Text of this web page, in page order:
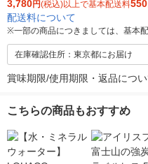
3,780円(税込)以上で基本配送料550
配送料について
※一部の商品につきましては、基本
在庫確認住所：東京都にお届け
賞味期限/使用期限・返品につ
こちらの商品もおすすめ